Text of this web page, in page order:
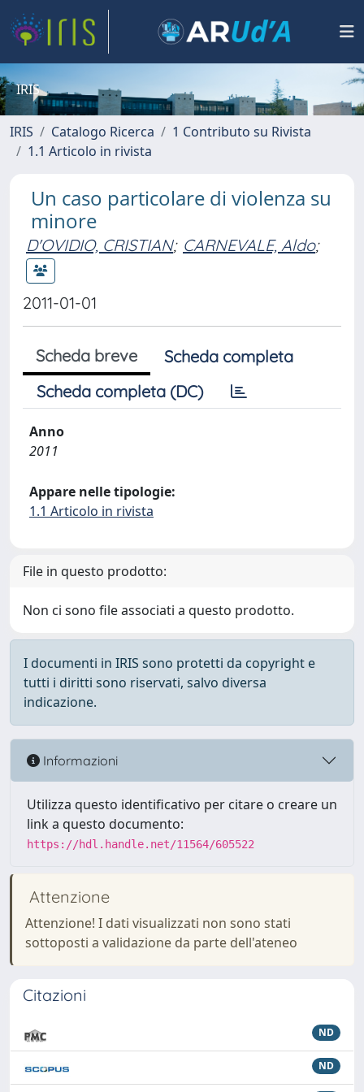
IRIS
IRIS Catalogo Ricerca
1 Contributo su Rivista
1.1 Articolo in rivista
Un caso particolare di violenza su
minore
D'OVIDIO, CRISTIAN; CARNEVALE, Aldo;
2011-01-01
Scheda breve
Scheda completa
Scheda completa (DC)
Anno
2011
Appare nelle tipologie:
1.1 Articolo in rivista
File in questo prodotto:
Non ci sono file associati a questo prodotto.
I documenti in IRIS sono protetti da copyright e
tutti i diritti sono riservati, salvo diversa
indicazione.
Informazioni
Utilizza questo identificativo per citare o creare un
link a questo documento:
https://hdl.handle.net/11564/605522
Attenzione
Attenzione! I dati visualizzati non sono stati
sottoposti a validazione da parte dell'ateneo
Citazioni
ND
ND